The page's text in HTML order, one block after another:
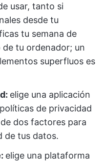
usar, tanto si
desde tu
tu semana de
tu ordenador; un
superfluos es
elige una aplicación
de privacidad
dos factores para
de tus datos.
elige una plataforma